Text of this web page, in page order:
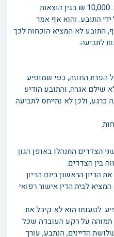
התובע. והוא אף אמר
התובע לא המציא הוכחות לכך
לתביעה.
₪ קנס על הפרת החוזה, כפי שמופיע
שילם אגרה, והתובע הודיע
כרגע, ולכן לא נתייחס לתביעה
הצדדים התנהלו באופן הגון
בין הצדדים.
הדיון הראשון ביום הדיון
לבית הדין אישור רפואי
לטענתו הוא לא קיבל את
תמוהה על רקע העובדה שכל
הדיינים, הנתבע, עורך